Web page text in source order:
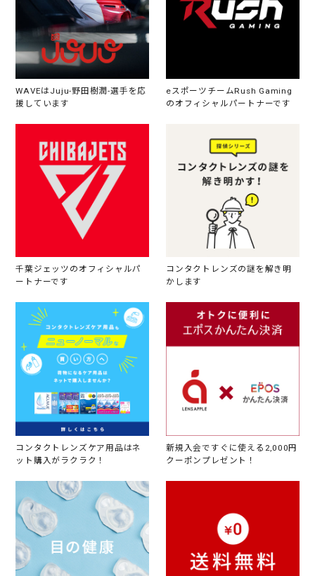
WAVEはJuju-野田樹潤-選手を応
援しています
eスポーツチームRush Gaming
のオフィシャルパートナーです
千葉ジェッツのオフィシャルパ
ートナーです
コンタクトレンズの謎を解き明
かします
コンタクトレンズケア用品はネ
ット購入がラクラク！
新規入会ですぐに使える2,000円
クーポンプレゼント！